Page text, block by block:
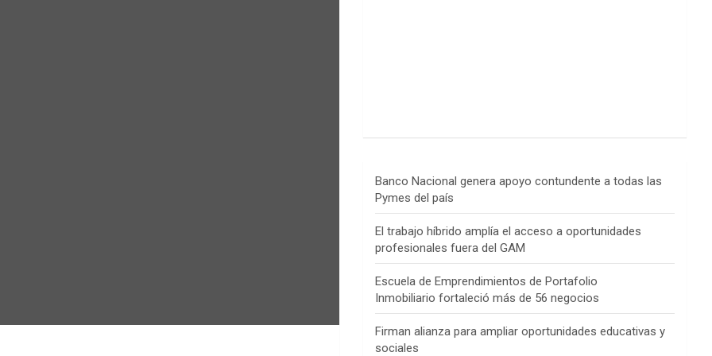
Banco Nacional genera apoyo contundente a todas las
Pymes del país
El trabajo híbrido amplía el acceso a oportunidades
profesionales fuera del GAM
Escuela de Emprendimientos de Portafolio
Inmobiliario fortaleció más de 56 negocios
Firman alianza para ampliar oportunidades educativas y
sociales